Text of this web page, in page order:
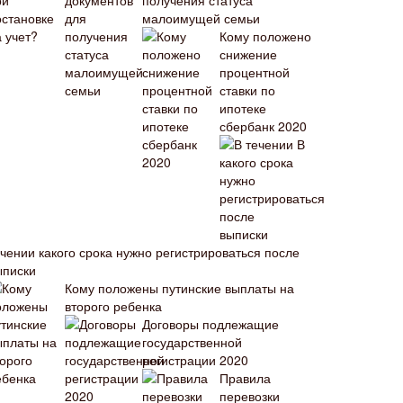
малоимущей семьи
Кому положено
снижение
процентной
ставки по
ипотеке
сбербанк 2020
В
какого срока нужно регистрироваться после
Кому положены путинские выплаты на
второго ребенка
Договоры подлежащие
государственной
регистрации 2020
Правила
перевозки